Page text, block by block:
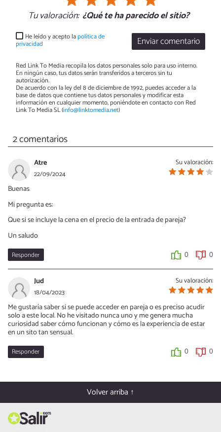
Tu valoración: ¿Qué te ha parecido el sitio?
Enviar comentario
He leído y acepto lapolítica de
privacidad
Red Link To Media recopila los datos personales solo para uso interno.
En ningún caso, tus datos serán transferidos a terceros sin tu
autorización.
De acuerdo con la ley del 8 de diciembre de 1992, puedes acceder a la
base de datos que contiene tus datos personales y modificar esta
información en cualquier momento, poniéndote en contacto con Red
Link To Media SL (info@linktomedia.net)
2 comentarios
Su valoración:
Atre
22/09/2024
Buenas
Mi pregunta es:
Que si se incluye la cena en el precio de la entrada de pareja?
Un saludo
Responder 0 0
Su valoración:
Jud
18/04/2023
Me gustaría saber si se puede acceder en pareja o es preciso acudir
solo a este local. No he visitado nunca uno y me genera mucha
curiosidad saber cómo funcionan y cómo es la experiencia de estar
en un sito tan sensual.
Responder 0 0
Volver arriba ↑